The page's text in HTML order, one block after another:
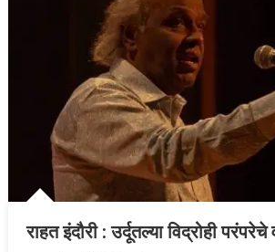
राहत इंदौरी : उर्दूतल्या विद्रोही परंपरेचे